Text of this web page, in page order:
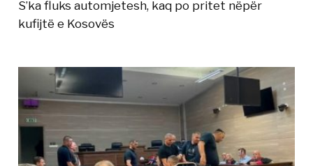
S’ka fluks automjetesh, kaq po pritet nëpër
kufijtë e Kosovës